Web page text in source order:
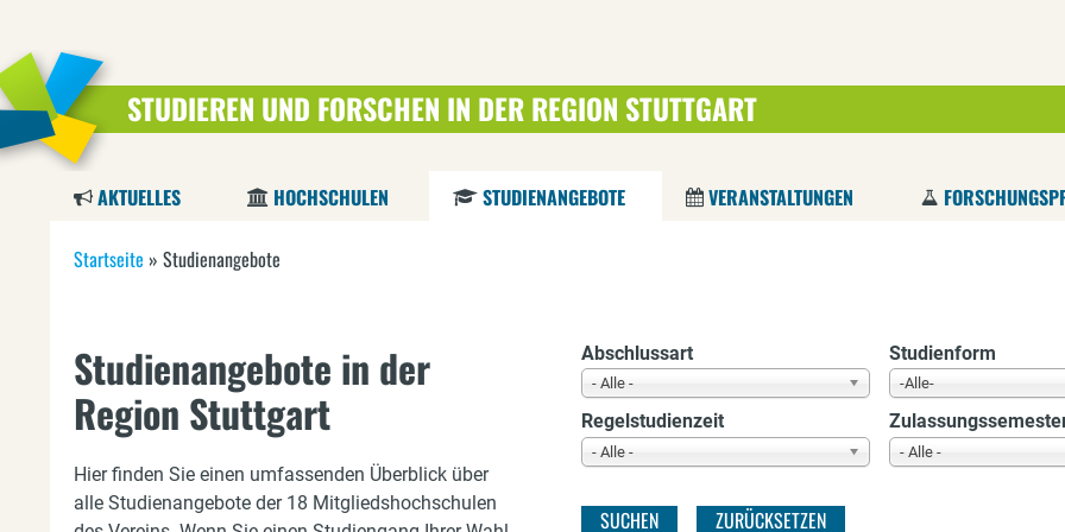
Direkt
zum
STUDIEREN UND FORSCHEN IN DER REGION STUTTGART
AKTUELLES HOCHSCHULEN STUDIENANGEBOTE VERANSTALTUNGEN
S
e
s
n
Startseite » Studienangebote
Studienangebote in der
Region Stuttgart
Hier finden Sie einen umfassenden Überblick über
alle Studienangebote der 18 Mitgliedshochschulen
Abschlussart
- Alle -
Studienform
-Alle-
Regelstudienzeit
- Alle - - Alle -